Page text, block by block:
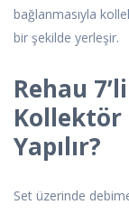
bağlanmasıyla
bir şekilde yerleşir.
Rehau
Kollektör
Yapılır?
Set üzerinde